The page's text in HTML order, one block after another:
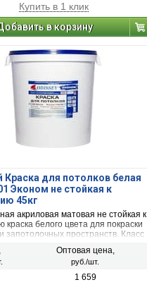
Купить в 1 клик
в корзину
Краска для потолков белая
Эконом не стойкая к
45кг
акриловая матовая не стойкая к
краска белого цвета для покраски
запотолочных пространств. Класс
кг.
Оптовая цена,
руб./шт.
1 659